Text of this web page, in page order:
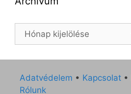
Archívum
Adatvédelem • Kapcsolat •
Rólunk